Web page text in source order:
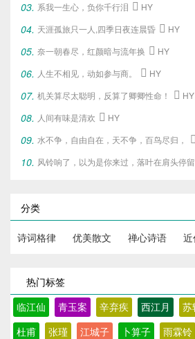
系我一生心，负你千行泪  HY
天涯孤旅只一人,四季日夜连晨昏  HY
奈一朝春尽，红颜暗与流年换  HY
人生不相见，动如参与商。
 HY
机关算尽太聪明，反算了卿卿性命！
 HY
人间有味是清欢  HY
水不争，自由自在，天不争，百鸟尽归，

风铃响了，以为是你来过，落叶在肩头停
分类
诗词格律 优美散文 禅心诗语
热门标签
临江仙 青玉案 辛弃疾 西江月 苏
杜甫 张瑾 江城子 卜算子 雨霖铃